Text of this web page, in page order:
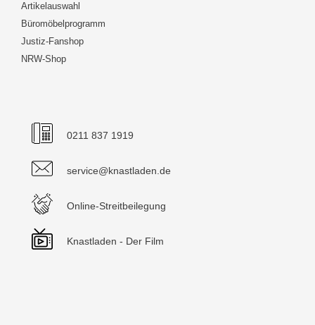
Artikelauswahl
Büromöbelprogramm
Justiz-Fanshop
NRW-Shop
0211 837 1919
service@knastladen.de
Online-Streitbeilegung
Knastladen - Der Film